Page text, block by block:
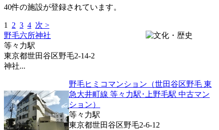
40件の施設が登録されています。
1 2 3 4 次 >
野毛六所神社
等々力駅
東京都世田谷区野毛2-14-2
神社...
野毛ヒミコマンション（世田谷区野毛 東
急大井町線 等々力駅･上野毛駅 中古マン
ション）
等々力駅
東京都世田谷区野毛2-6-12